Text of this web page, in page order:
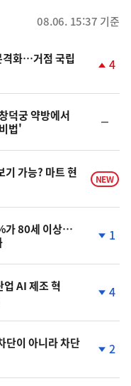
08.06. 15:37 기준
화…거점 국립
계
4
덕궁 약방에서
법'
일
기 가능? 마트 현
NEW
가 80세 이상…
계
1
업 AI 제조 혁
계
4
단이 아니라 차단
계
2